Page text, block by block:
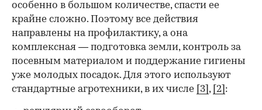
особенно в большом количестве, спасти ее
крайне сложно. Поэтому все действия
направлены на профилактику, а она
комплексная — подготовка земли, контроль за
посевным материалом и поддержание гигиены
уже молодых посадок. Для этого используют
стандартные агротехники, в их числе
[3] , [2] :